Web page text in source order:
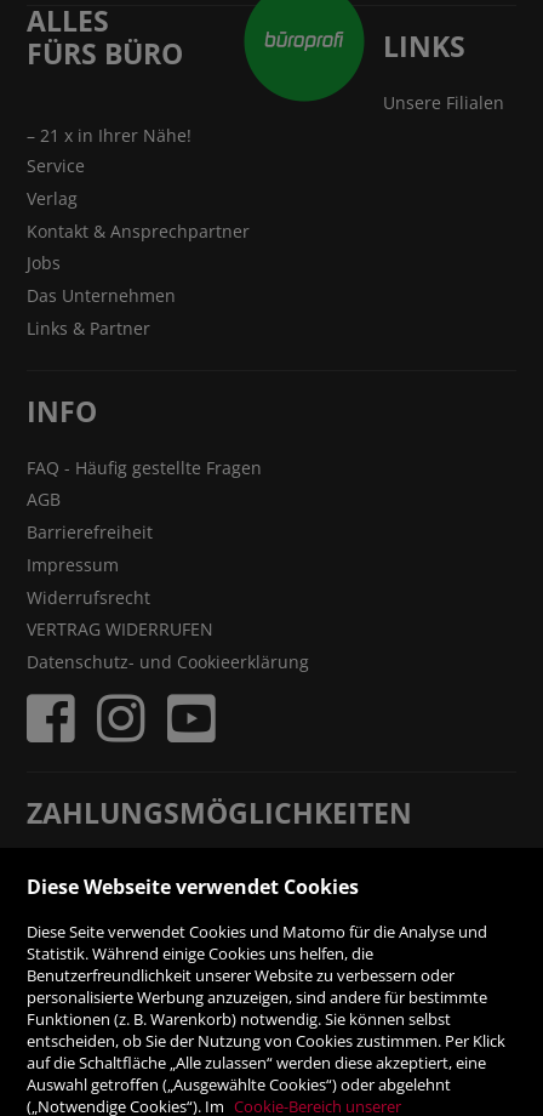
ALLES
FÜRS BÜRO
LINKS
Unsere Filialen
– 21 x in Ihrer Nähe!
Service
Verlag
Kontakt & Ansprechpartner
Jobs
Das Unternehmen
Links & Partner
INFO
FAQ - Häufig gestellte Fragen
AGB
Barrierefreiheit
Impressum
Widerrufsrecht
VERTRAG WIDERRUFEN
Datenschutz- und Cookieerklärung
ZAHLUNGSMÖGLICHKEITEN
Rechnung
Vorauskasse
SICHER ONLINE SHOPPEN!
Diese Webseite verwendet Cookies
Diese Seite verwendet Cookies und Matomo für die Analyse und
Statistik. Während einige Cookies uns helfen, die
Benutzerfreundlichkeit unserer Website zu verbessern oder
personalisierte Werbung anzuzeigen, sind andere für bestimmte
Funktionen (z. B. Warenkorb) notwendig. Sie können selbst
entscheiden, ob Sie der Nutzung von Cookies zustimmen. Per Klick
auf die Schaltfläche „Alle zulassen“ werden diese akzeptiert, eine
Auswahl getroffen („Ausgewählte Cookies“) oder abgelehnt
(„Notwendige Cookies“). Im Cookie-Bereich unserer